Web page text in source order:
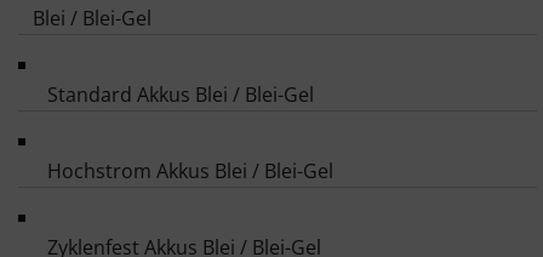
Blei / Blei-Gel
Standard Akkus Blei / Blei-Gel
Hochstrom Akkus Blei / Blei-Gel
Zyklenfest Akkus Blei / Blei-Gel